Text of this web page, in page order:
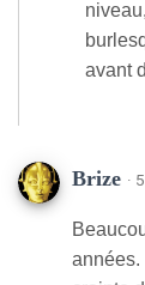
avant
Brize ·
années.